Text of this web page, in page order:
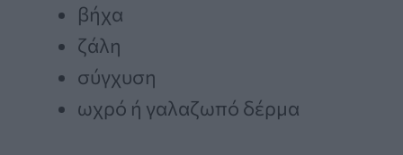
βήχα
ζάλη
σύγχυση
ωχρό ή γαλαζωπό δέρμα